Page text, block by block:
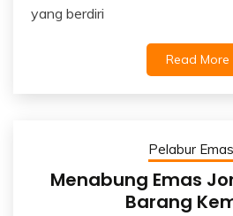
yang berdiri
Read More
Pelabur Emas
Menabung Emas
Barang